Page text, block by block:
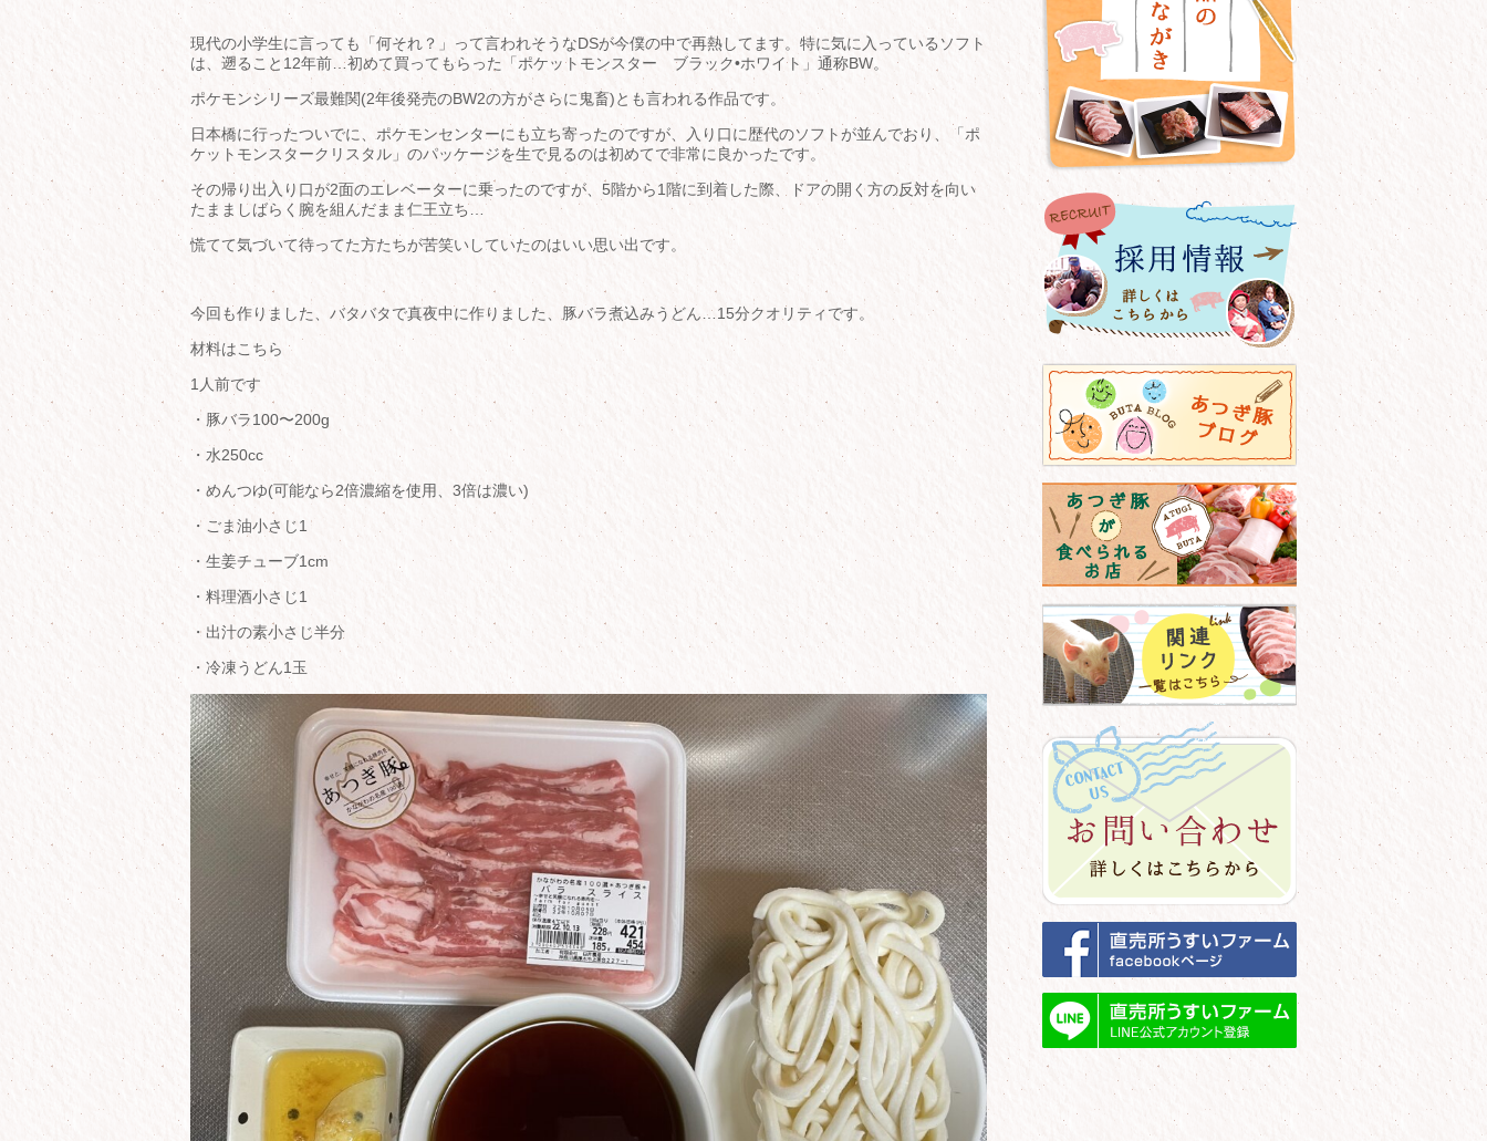
現代の小学生に言っても「何それ？」って言われそうなDSが今僕の中で再熱してます。特に気に入っているソフト
は、遡ること12年前…初めて買ってもらった「ポケットモンスター ブラック•ホワイト」通称BW。
ポケモンシリーズ最難関(2年後発売のBW2の方がさらに鬼畜)とも言われる作品です。
日本橋に行ったついでに、ポケモンセンターにも立ち寄ったのですが、入り口に歴代のソフトが並んでおり、「ポ
ケットモンスタークリスタル」のパッケージを生で見るのは初めてで非常に良かったです。
その帰り出入り口が2面のエレベーターに乗ったのですが、5階から1階に到着した際、ドアの開く方の反対を向い
たまましばらく腕を組んだまま仁王立ち…
慌てて気づいて待ってた方たちが苦笑いしていたのはいい思い出です。
今回も作りました、バタバタで真夜中に作りました、豚バラ煮込みうどん…15分クオリティです。
材料はこちら
1人前です
・豚バラ100〜200g
・水250cc
・めんつゆ(可能なら2倍濃縮を使用、3倍は濃い)
・ごま油小さじ1
・生姜チューブ1cm
・料理酒小さじ1
・出汁の素小さじ半分
・冷凍うどん1玉